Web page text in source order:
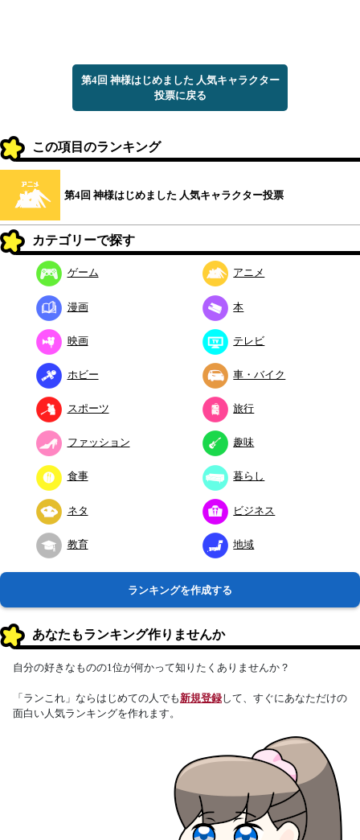
第4回 神様はじめました 人気キャラクター
投票に戻る
この項目のランキング
第4回 神様はじめました 人気キャラクター投票
カテゴリーで探す
ゲーム アニメ
漫画 本
映画 テレビ
ホビー 車・バイク
スポーツ 旅行
ファッション 趣味
食事 暮らし
ネタ ビジネス
教育 地域
ランキングを作成する
あなたもランキング作りませんか
自分の好きなものの1位が何かって知りたくありませんか？
「ランこれ」ならはじめての人でも新規登録して、すぐにあなただけの
面白い人気ランキングを作れます。